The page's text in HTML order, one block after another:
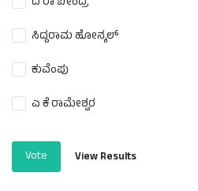
ಸಿದ್ದರಾಮ ಹೋನ್ಕಲ್
ಕುವೆಂಪು
ಎ ಕೆ ರಾಮೇಶ್ವರ
Vote View Results